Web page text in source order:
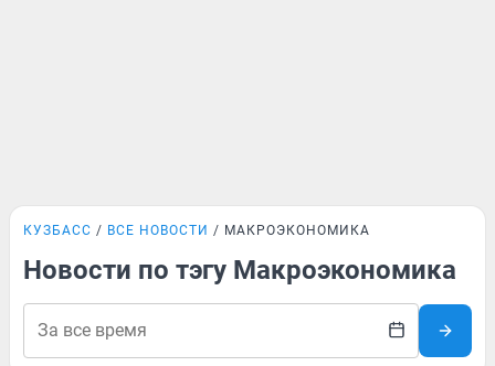
КУЗБАСС ВСЕ НОВОСТИ МАКРОЭКОНОМИКА
Новости по тэгу Макроэкономика